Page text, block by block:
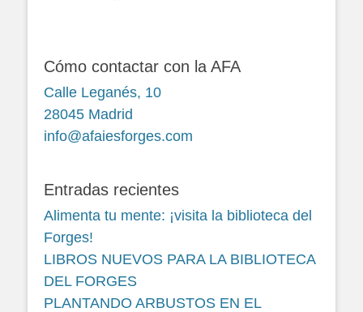
Cómo contactar con la AFA
Calle Leganés, 10
28045 Madrid
info@afaiesforges.com
Entradas recientes
Alimenta tu mente: ¡visita la biblioteca del
Forges!
LIBROS NUEVOS PARA LA BIBLIOTECA
DEL FORGES
PLANTANDO ARBUSTOS EN EL